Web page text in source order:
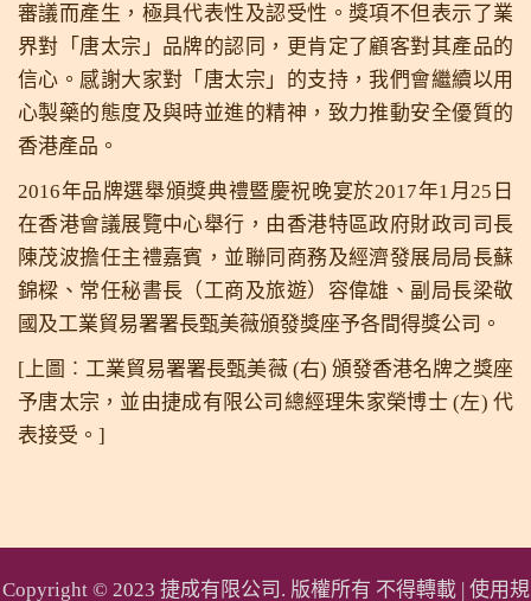
審議而產生，極具代表性及認受性。獎項不但表示了業
界對「唐太宗」品牌的認同，更肯定了顧客對其產品的
信心。感謝大家對「唐太宗」的支持，我們會繼續以用
心製藥的態度及與時並進的精神，致力推動安全優質的
香港產品。
2016年品牌選舉頒獎典禮暨慶祝晚宴於2017年1月25日
在香港會議展覽中心舉行，由香港特區政府財政司司長
陳茂波擔任主禮嘉賓，並聯同商務及經濟發展局局長蘇
錦樑、常任秘書長（工商及旅遊）容偉雄、副局長梁敬
國及工業貿易署署長甄美薇頒發獎座予各間得獎公司。
[上圖︰工業貿易署署長甄美薇 (右) 頒發香港名牌之獎座
予唐太宗，並由捷成有限公司總經理朱家榮博士 (左) 代
表接受。]
Copyright © 2023 捷成有限公司. 版權所有 不得轉載 | 使用規